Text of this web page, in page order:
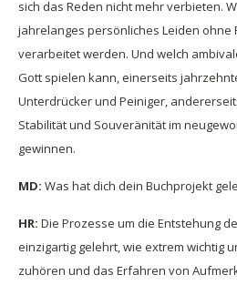
sich das Reden nicht mehr verbieten.
jahrelanges persönliches Leiden ohne
verarbeitet werden. Und welch
Gott spielen kann, einerseits
Unterdrücker und Peiniger,
Stabilität und Souveränität im
gewinnen.
MD: Was hat dich dein Buchprojekt
HR: Die Prozesse um die Entstehung
einzigartig gelehrt, wie extrem wichtig
zuhören und das Erfahren von